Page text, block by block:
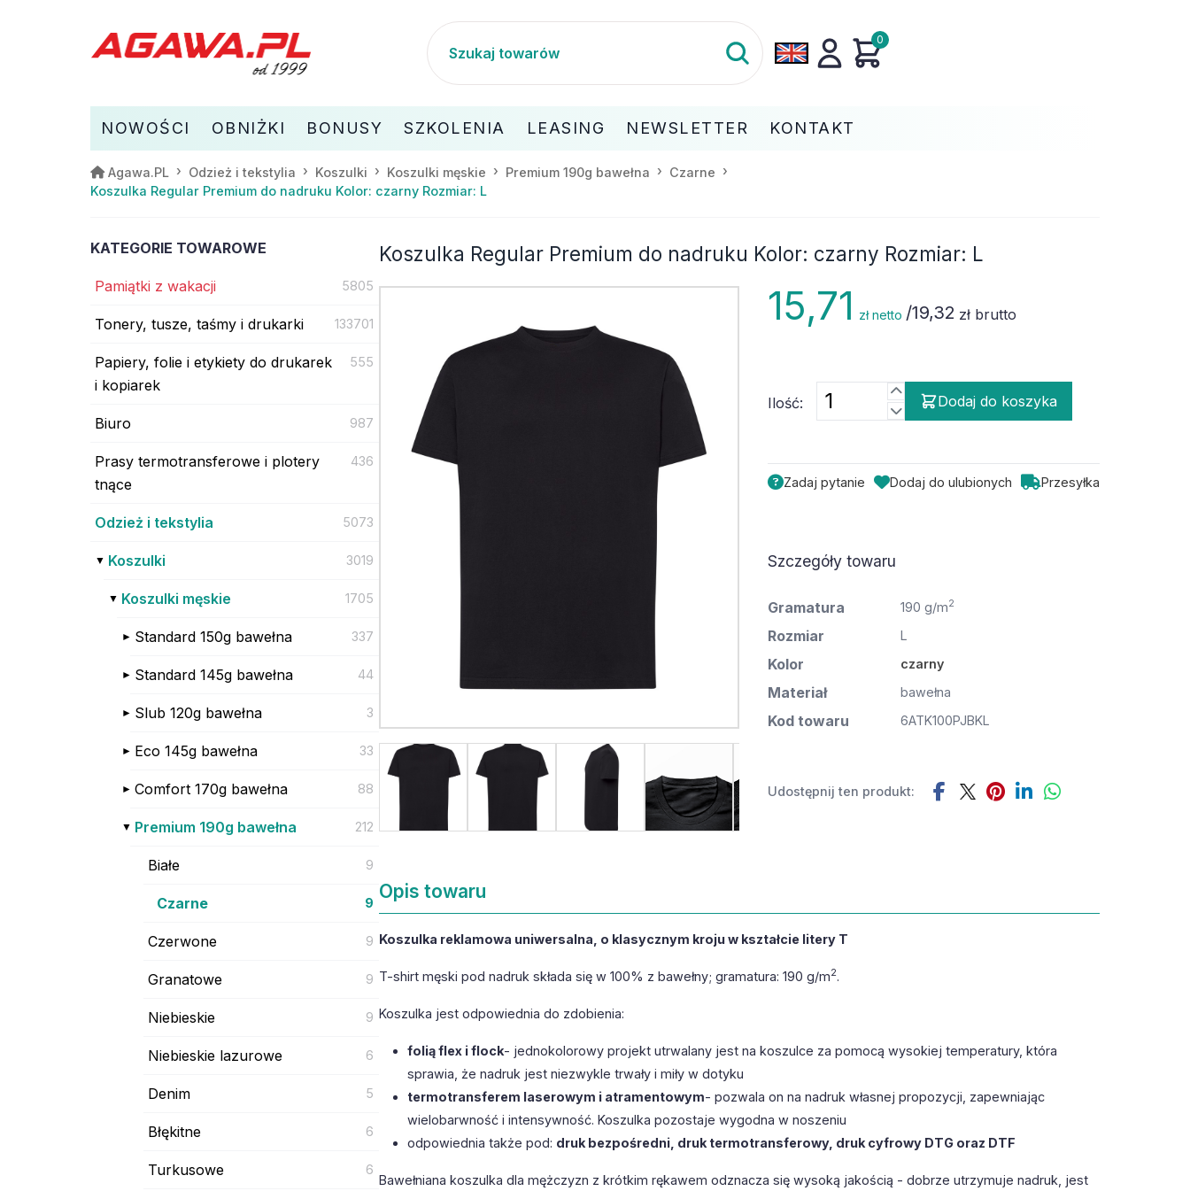
0
NOWOŚCI OBNIŻKI BONUSY SZKOLENIA LEASING NEWSLETTER KONTAKT
Agawa.PL Odzież i tekstylia Koszulki Koszulki męskie Premium 190g bawełna
Czarne
Koszulka Regular Premium do nadruku Kolor: czarny Rozmiar: L
KATEGORIE TOWAROWE
Pamiątki z wakacji 5805
Tonery, tusze, taśmy i drukarki 133701
Papiery, folie i etykiety do drukarek
i kopiarek
555
Biuro 987
Prasy termotransferowe i plotery
tnące
436
Odzież i tekstylia 5073
Koszulki 3019
Koszulki męskie 1705
Standard 150g bawełna 337
Standard 145g bawełna 44
Slub 120g bawełna 3
Eco 145g bawełna 33
Comfort 170g bawełna 88
Premium 190g bawełna 212
Białe 9
Czarne 9
Czerwone 9
Granatowe 9
Niebieskie 9
Niebieskie lazurowe 6
Denim 5
Błękitne 6
Turkusowe 6
Koszulka Regular Premium do nadruku Kolor: czarny Rozmiar: L
15,71 zł netto /19,32 zł brutto
Ilość: Dodaj do koszyka
Zadaj pytanie Dodaj do ulubionych Przesyłka
Szczegóły towaru
Gramatura 190 g/m2
Rozmiar L
Kolor czarny
Materiał bawełna
Kod towaru 6ATK100PJBKL
Udostępnij ten produkt:
Opis towaru
Koszulka reklamowa uniwersalna, o klasycznym kroju w kształcie litery T
T-shirt męski pod nadruk składa się w 100% z bawełny; gramatura: 190 g/m2.
Koszulka jest odpowiednia do zdobienia:
folią flex i flock- jednokolorowy projekt utrwalany jest na koszulce za pomocą wysokiej temperatury, która
sprawia, że nadruk jest niezwykle trwały i miły w dotyku
termotransferem laserowym i atramentowym- pozwala on na nadruk własnej propozycji, zapewniając
wielobarwność i intensywność. Koszulka pozostaje wygodna w noszeniu
odpowiednia także pod: druk bezpośredni, druk termotransferowy, druk cyfrowy DTG oraz DTF
Bawełniana koszulka dla mężczyzn z krótkim rękawem odznacza się wysoką jakością - dobrze utrzymuje nadruk, jest